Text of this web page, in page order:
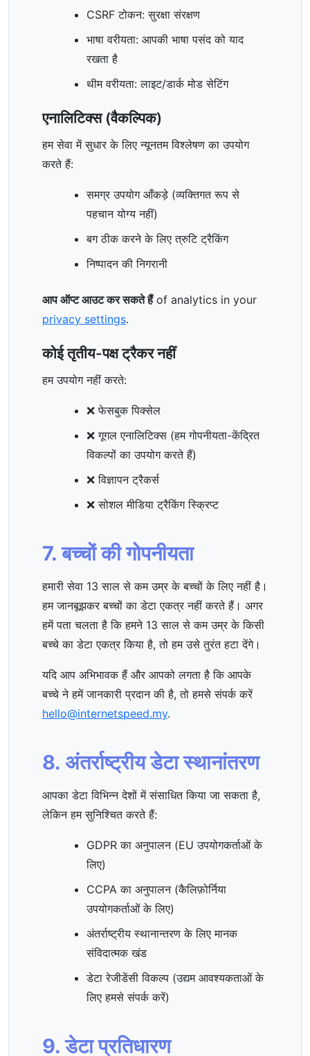
CSRF टोकन: सुरक्षा संरक्षण
भाषा वरीयता: आपकी भाषा पसंद को याद
रखता है
थीम वरीयता: लाइट/डार्क मोड सेटिंग
एनालिटिक्स (वैकल्पिक)
हम सेवा में सुधार के लिए न्यूनतम विश्लेषण का उपयोग
करते हैं:
समग्र उपयोग आँकड़े (व्यक्तिगत रूप से
पहचान योग्य नहीं)
बग ठीक करने के लिए त्रुटि ट्रैकिंग
निष्पादन की निगरानी
आप ऑप्ट आउट कर सकते हैंof analytics in your
privacy settings.
कोई तृतीय-पक्ष ट्रैकर नहीं
हम उपयोग नहीं करते:
❌ फेसबुक पिक्सेल
❌ गूगल एनालिटिक्स (हम गोपनीयता-केंद्रित
विकल्पों का उपयोग करते हैं)
❌ विज्ञापन ट्रैकर्स
❌ सोशल मीडिया ट्रैकिंग स्क्रिप्ट
7. बच्चों की गोपनीयता
हमारी सेवा 13 साल से कम उम्र के बच्चों के लिए नहीं है।
हम जानबूझकर बच्चों का डेटा एकत्र नहीं करते हैं। अगर
हमें पता चलता है कि हमने 13 साल से कम उम्र के किसी
बच्चे का डेटा एकत्र किया है, तो हम उसे तुरंत हटा देंगे।
यदि आप अभिभावक हैं और आपको लगता है कि आपके
बच्चे ने हमें जानकारी प्रदान की है, तो हमसे संपर्क करें
hello@internetspeed.my.
8. अंतर्राष्ट्रीय डेटा स्थानांतरण
आपका डेटा विभिन्न देशों में संसाधित किया जा सकता है,
लेकिन हम सुनिश्चित करते हैं:
GDPR का अनुपालन (EU उपयोगकर्ताओं के
लिए)
CCPA का अनुपालन (कैलिफ़ोर्निया
उपयोगकर्ताओं के लिए)
अंतर्राष्ट्रीय स्थानान्तरण के लिए मानक
संविदात्मक खंड
डेटा रेजीडेंसी विकल्प (उद्यम आवश्यकताओं के
लिए हमसे संपर्क करें)
9. डेटा प्रतिधारण